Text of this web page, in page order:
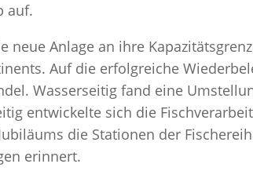
auf.
neue Anlage an ihre
Auf die erfolgreiche
Wasserseitig fand eine
entwickelte sich die
die Stationen der
erinnert.